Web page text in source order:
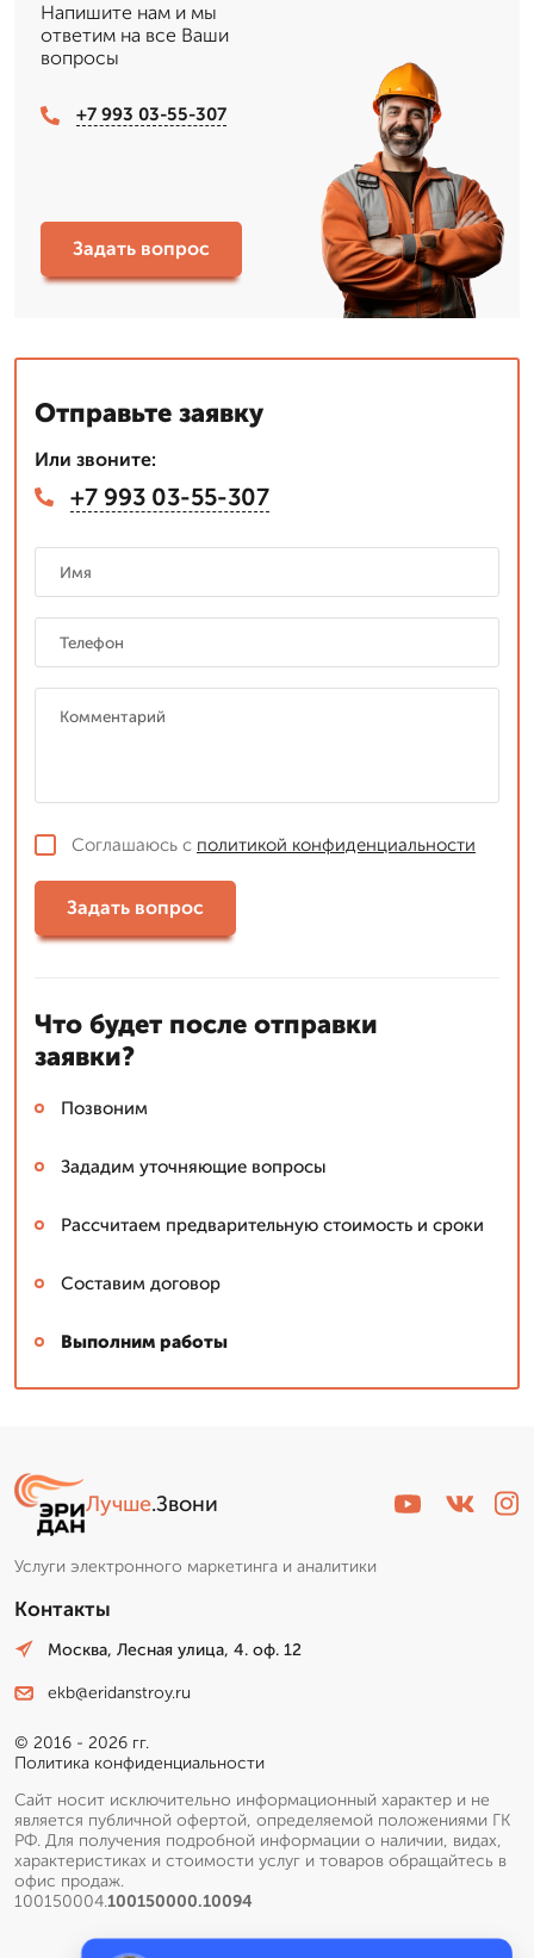
Напишите нам и мы
ответим на все Ваши
вопросы
+7 993 03-55-307
Задать вопрос
Отправьте заявку
Или звоните:
+7 993 03-55-307
Соглашаюсь с политикой конфиденциальности
Задать вопрос
Что будет после отправки
заявки?
Позвоним
Зададим уточняющие вопросы
Рассчитаем предварительную стоимость и сроки
Составим договор
Выполним работы
Лучше.Звони
Услуги электронного маркетинга и аналитики
Контакты
Москва, Лесная улица, 4. оф. 12
ekb@eridanstroy.ru
© 2016 - 2026 гг.
Политика конфиденциальности
Сайт носит исключительно информационный характер и не
является публичной офертой, определяемой положениями ГК
РФ. Для получения подробной информации о наличии, видах,
характеристиках и стоимости услуг и товаров обращайтесь в
офис продаж.
100150004.100150000.10094